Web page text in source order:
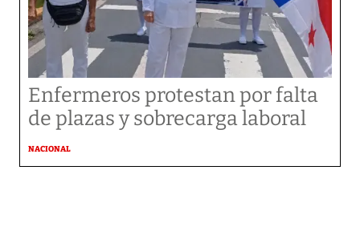
Enfermeros protestan por falta
de plazas y sobrecarga laboral
NACIONAL